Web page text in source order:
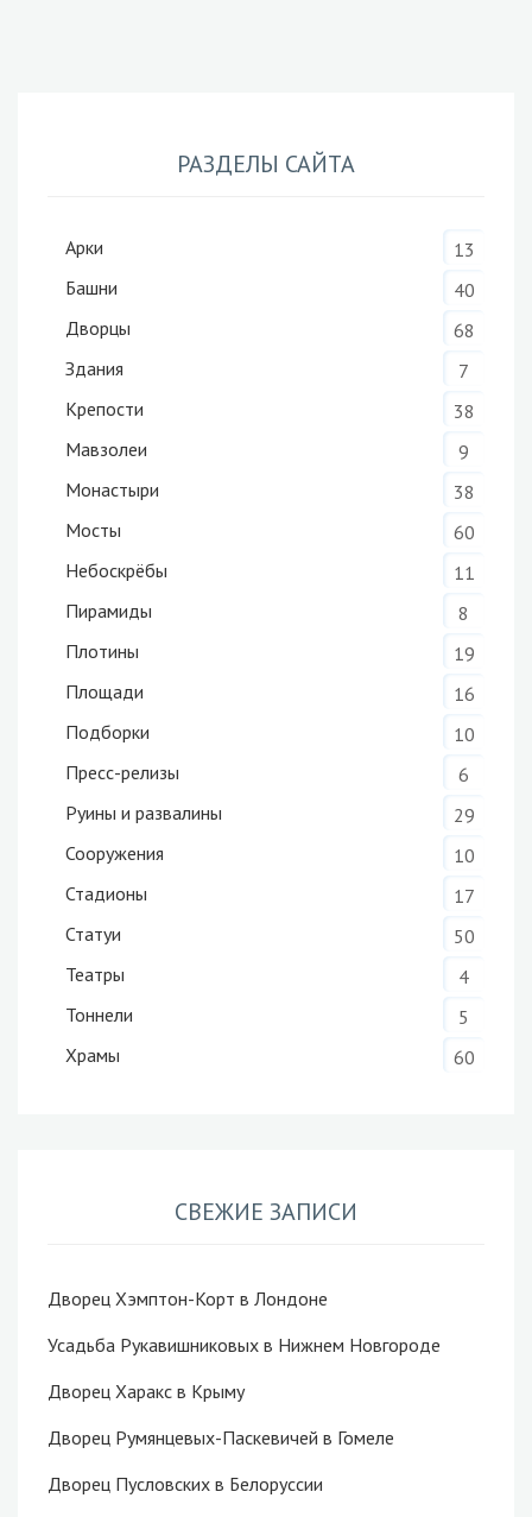
РАЗДЕЛЫ САЙТА
Арки
13
Башни
40
Дворцы
68
Здания
7
Крепости
38
Мавзолеи
9
Монастыри
38
Мосты
60
Небоскрёбы
11
Пирамиды
8
Плотины
19
Площади
16
Подборки
10
Пресс-релизы
6
Руины и развалины
29
Сооружения
10
Стадионы
17
Статуи
50
Театры
4
Тоннели
5
Храмы
60
СВЕЖИЕ ЗАПИСИ
Дворец Хэмптон-Корт в Лондоне
Усадьба Рукавишниковых в Нижнем Новгороде
Дворец Харакс в Крыму
Дворец Румянцевых-Паскевичей в Гомеле
Дворец Пусловских в Белоруссии